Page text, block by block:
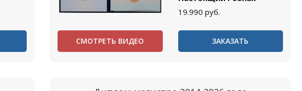
19.990 руб.
СМОТРЕТЬ ВИДЕО ЗАКАЗАТЬ